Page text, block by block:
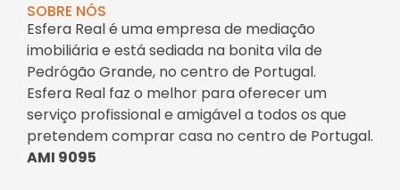
SOBRE NÓS
Esfera Real é uma empresa de mediação
imobiliária e está sediada na bonita vila de
Pedrógão Grande, no centro de Portugal.
Esfera Real faz o melhor para oferecer um
serviço profissional e amigável a todos os que
pretendem comprar casa no centro de Portugal.
AMI 9095